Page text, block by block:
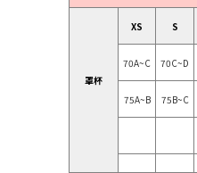
罩杯
XS S
70A~C 70C~D
75A~B 75B~C